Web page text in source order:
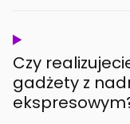
Czy
gadżety z